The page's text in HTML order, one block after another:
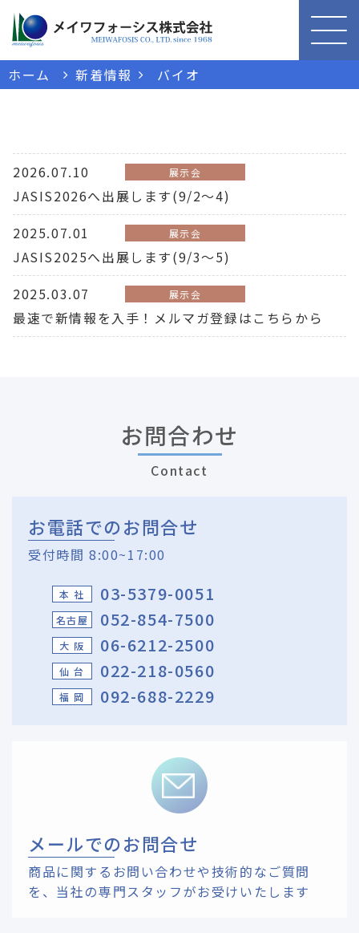
ホーム 新着情報 バイオ
2026.07.10 展示会
JASIS2026へ出展します(9/2～4)
2025.07.01
展示会
JASIS2025へ出展します(9/3～5)
2025.03.07
展示会
最速で新情報を入手！メルマガ登録はこちらから
お問合わせ
Contact
お電話でのお問合せ
受付時間 8:00~17:00
本 社 03-5379-0051
名古屋 052-854-7500
大 阪 06-6212-2500
仙 台 022-218-0560
福 岡 092-688-2229
メールでのお問合せ
商品に関するお問い合わせや技術的なご質問
を、 当社の専門スタッフがお受けいたします